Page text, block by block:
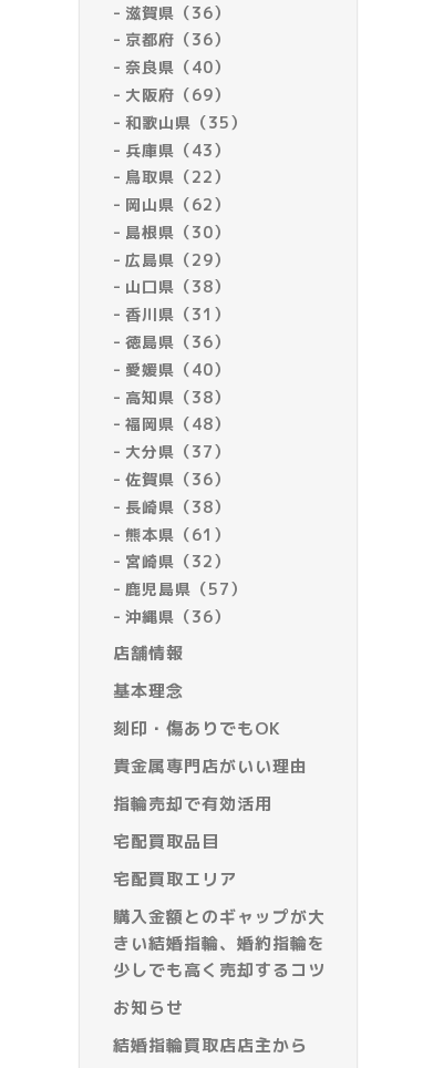
滋賀県（36）
京都府（36）
奈良県（40）
大阪府（69）
和歌山県（35）
兵庫県（43）
鳥取県（22）
岡山県（62）
島根県（30）
広島県（29）
山口県（38）
香川県（31）
徳島県（36）
愛媛県（40）
高知県（38）
福岡県（48）
大分県（37）
佐賀県（36）
長崎県（38）
熊本県（61）
宮崎県（32）
鹿児島県（57）
沖縄県（36）
店舗情報
基本理念
刻印・傷ありでもOK
貴金属専門店がいい理由
指輪売却で有効活用
宅配買取品目
宅配買取エリア
購入金額とのギャップが大
きい結婚指輪、婚約指輪を
少しでも高く売却するコツ
お知らせ
結婚指輪買取店店主から